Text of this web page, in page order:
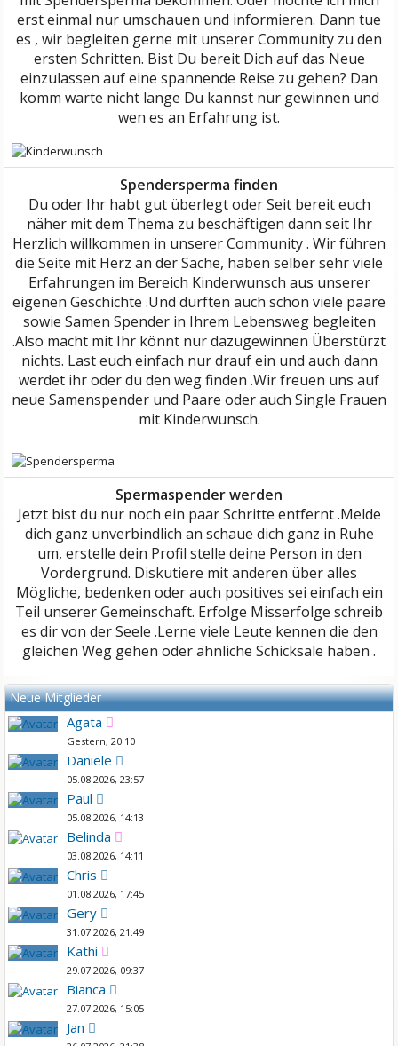
erst einmal nur umschauen und informieren. Dann tue
es , wir begleiten gerne mit unserer Community zu den
ersten Schritten. Bist Du bereit Dich auf das Neue
einzulassen auf eine spannende Reise zu gehen? Dan
komm warte nicht lange Du kannst nur gewinnen und
wen es an Erfahrung ist.
Spendersperma finden
Du oder Ihr habt gut überlegt oder Seit bereit euch
näher mit dem Thema zu beschäftigen dann seit Ihr
Herzlich willkommen in unserer Community . Wir führen
die Seite mit Herz an der Sache, haben selber sehr viele
Erfahrungen im Bereich Kinderwunsch aus unserer
eigenen Geschichte .Und durften auch schon viele paare
sowie Samen Spender in Ihrem Lebensweg begleiten
.Also macht mit Ihr könnt nur dazugewinnen Überstürzt
nichts. Last euch einfach nur drauf ein und auch dann
werdet ihr oder du den weg finden .Wir freuen uns auf
neue Samenspender und Paare oder auch Single Frauen
mit Kinderwunsch.
Spermaspender werden
Jetzt bist du nur noch ein paar Schritte entfernt .Melde
dich ganz unverbindlich an schaue dich ganz in Ruhe
um, erstelle dein Profil stelle deine Person in den
Vordergrund. Diskutiere mit anderen über alles
Mögliche, bedenken oder auch positives sei einfach ein
Teil unserer Gemeinschaft. Erfolge Misserfolge schreib
es dir von der Seele .Lerne viele Leute kennen die den
gleichen Weg gehen oder ähnliche Schicksale haben .
Neue Mitglieder
Agata
Gestern, 20:10
Daniele
05.08.2026, 23:57
Paul
05.08.2026, 14:13
Belinda
03.08.2026, 14:11
Chris
01.08.2026, 17:45
Gery
31.07.2026, 21:49
Kathi
29.07.2026, 09:37
Bianca
27.07.2026, 15:05
Jan